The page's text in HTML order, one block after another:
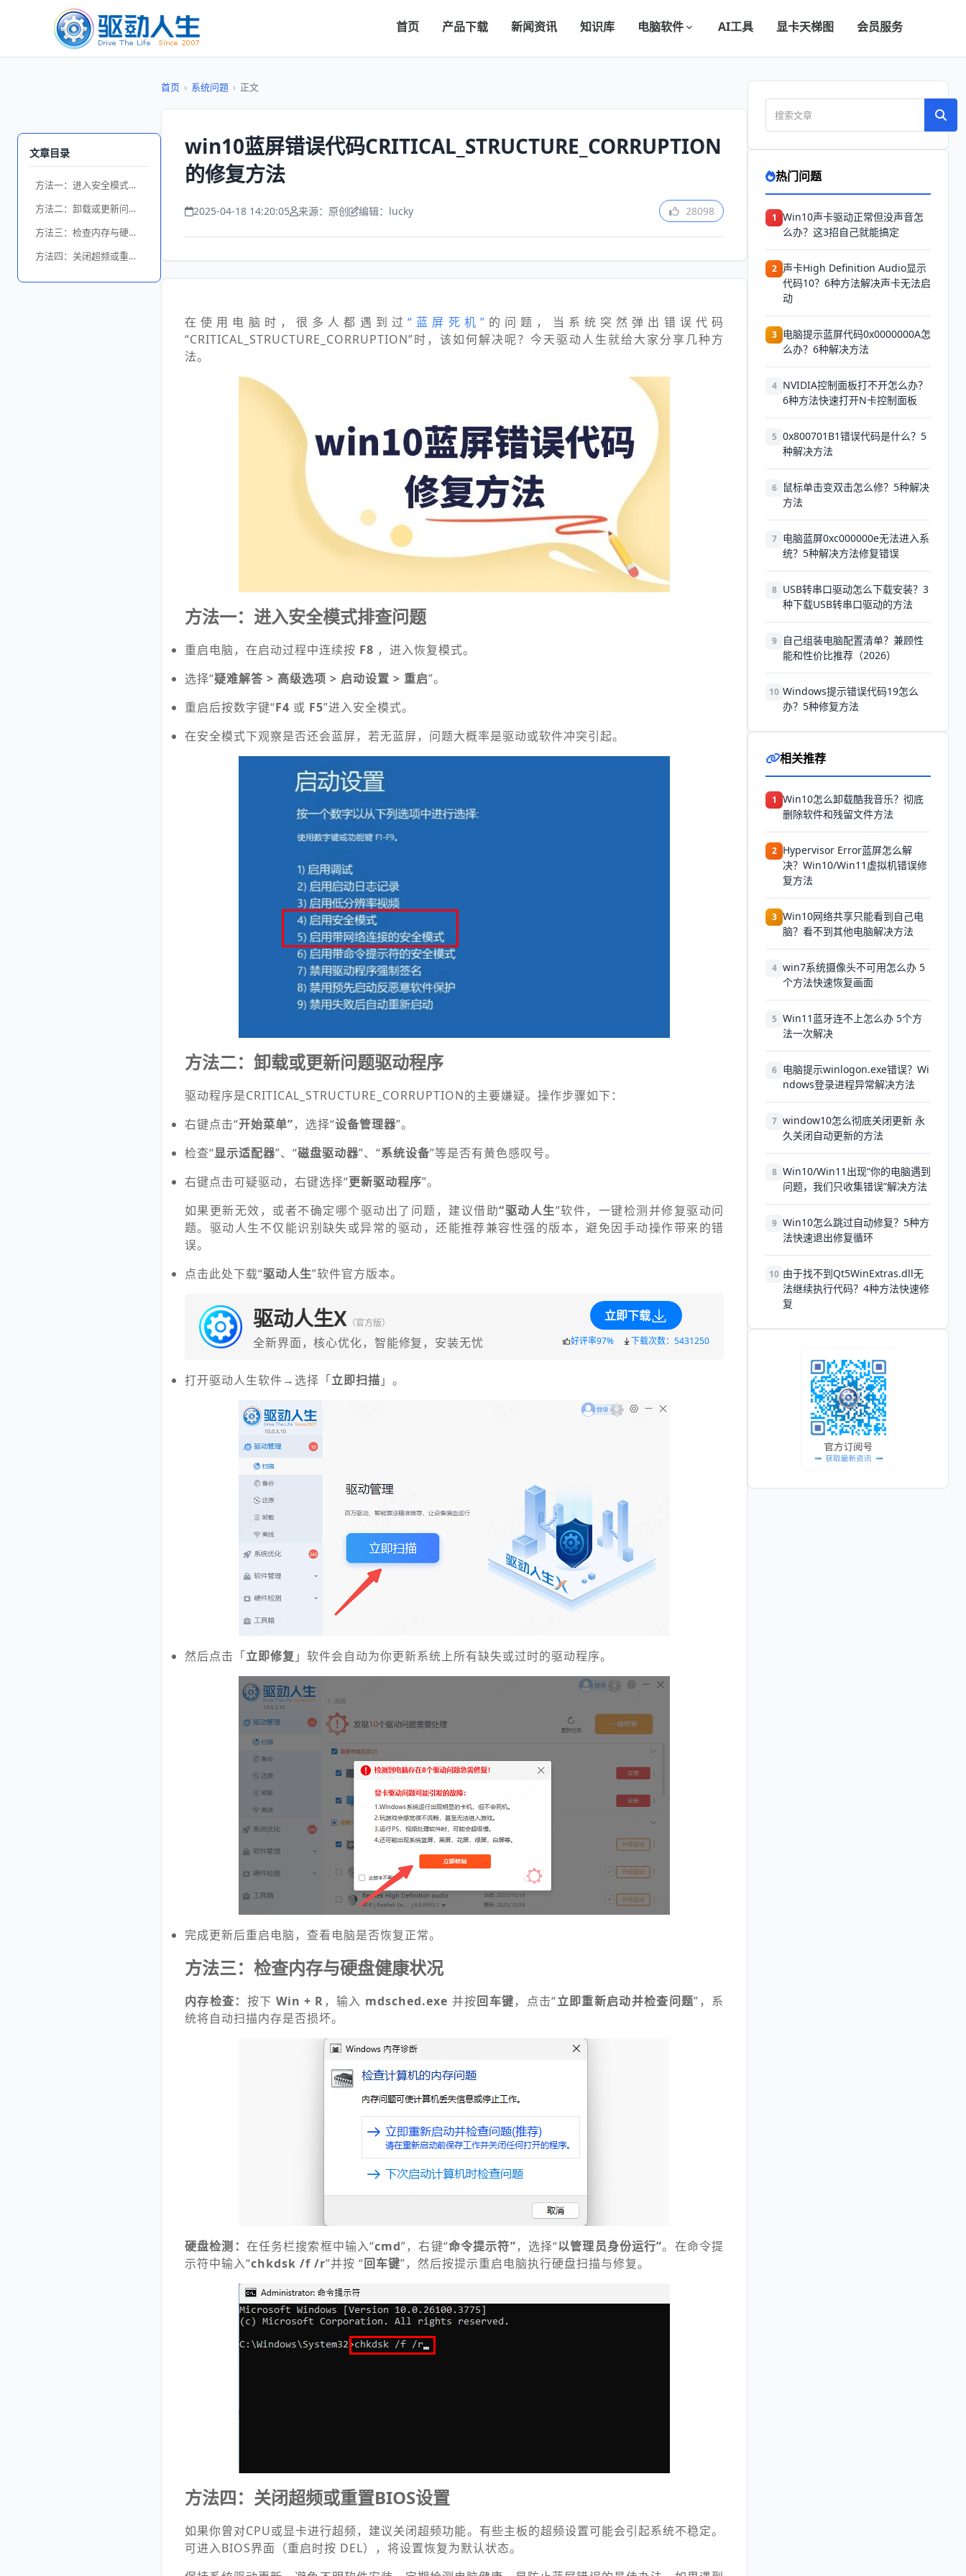
首页 产品下载 新闻资讯 知识库 电脑软件 AI工具 显卡天梯图 会员服务
文章目录
方法一：进入安全模式排查问题
方法二：卸载或更新问题驱动程序
方法三：检查内存与硬盘健康状况
方法四：关闭超频或重置BIOS设置
首页 › 系统问题 › 正文
win10蓝屏错误代码CRITICAL_STRUCTURE_CORRUPTION
的修复方法
2025-04-18 14:20:05 来源：原创 编辑：lucky 28098
在使用电脑时，很多人都遇到过“蓝屏死机” 的问题，当系统突然弹出错误代码
“CRITICAL_STRUCTURE_CORRUPTION”时，该如何解决呢？今天驱动人生就给大家分享几种方
法。
方法一：进入安全模式排查问题
重启电脑，在启动过程中连续按 F8 ，进入恢复模式。
选择“疑难解答 > 高级选项 > 启动设置 > 重启”。
重启后按数字键“F4 或 F5”进入安全模式。
在安全模式下观察是否还会蓝屏，若无蓝屏，问题大概率是驱动或软件冲突引起。
方法二：卸载或更新问题驱动程序
驱动程序是CRITICAL_STRUCTURE_CORRUPTION的主要嫌疑。操作步骤如下：
右键点击“开始菜单”，选择“设备管理器”。
检查“显示适配器”、“磁盘驱动器”、“系统设备”等是否有黄色感叹号。
右键点击可疑驱动，右键选择“更新驱动程序”。
如果更新无效，或者不确定哪个驱动出了问题，建议借助“驱动人生”软件，一键检测并修复驱动问
题。驱动人生不仅能识别缺失或异常的驱动，还能推荐兼容性强的版本，避免因手动操作带来的错
误。
点击此处下载“驱动人生”软件官方版本。
驱动人生X （官方版）
全新界面，核心优化，智能修复，安装无忧
立即下载
好评率97% 下载次数：5431250
打开驱动人生软件→选择「立即扫描 」。
然后点击「立即修复 」软件会自动为你更新系统上所有缺失或过时的驱动程序。
完成更新后重启电脑，查看电脑是否恢复正常。
方法三：检查内存与硬盘健康状况
内存检查： 按下 Win + R ，输入 mdsched.exe 并按回车键，点击“立即重新启动并检查问题”，系
统将自动扫描内存是否损坏。
硬盘检测： 在任务栏搜索框中输入“cmd”，右键“命令提示符”，选择“以管理员身份运行”。在命令提
示符中输入“chkdsk /f /r”并按 “回车键”，然后按提示重启电脑执行硬盘扫描与修复。
方法四：关闭超频或重置BIOS设置
如果你曾对CPU或显卡进行超频，建议关闭超频功能。有些主板的超频设置可能会引起系统不稳定。
可进入BIOS界面（重启时按 DEL），将设置恢复为默认状态。
热门问题
1 Win10声卡驱动正常但没声音怎
么办？这3招自己就能搞定
2 声卡High Definition Audio显示
代码10？6种方法解决声卡无法启
动
3 电脑提示蓝屏代码0x0000000A怎
么办？6种解决方法
4 NVIDIA控制面板打不开怎么办？
6种方法快速打开N卡控制面板
5 0x800701B1错误代码是什么？5
种解决方法
6
鼠标单击变双击怎么修？5种解决
方法
7 电脑蓝屏0xc000000e无法进入系
统？5种解决方法修复错误
8 USB转串口驱动怎么下载安装？3
种下载USB转串口驱动的方法
9
自己组装电脑配置清单？兼顾性
能和性价比推荐（2026）
10 Windows提示错误代码19怎么
办？5种修复方法
相关推荐
1 Win10怎么卸载酷我音乐？彻底
删除软件和残留文件方法
2 Hypervisor Error蓝屏怎么解
决？Win10/Win11虚拟机错误修
复方法
3 Win10网络共享只能看到自己电
脑？看不到其他电脑解决方法
4 win7系统摄像头不可用怎么办 5
个方法快速恢复画面
5 Win11蓝牙连不上怎么办 5个方
法一次解决
6 电脑提示winlogon.exe错误？Wi
ndows登录进程异常解决方法
7 window10怎么彻底关闭更新 永
久关闭自动更新的方法
8 Win10/Win11出现“你的电脑遇到
问题，我们只收集错误”解决方法
9 Win10怎么跳过自动修复？5种方
法快速退出修复循环
10 由于找不到Qt5WinExtras.dll无
法继续执行代码？4种方法快速修
复